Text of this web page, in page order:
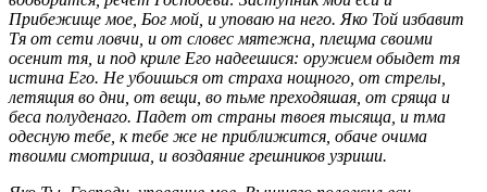
Прибежище мое, Бог мой, и уповаю на него. Яко Той избавит
Тя от сети ловчи, и от словес мятежна, плещма своими
осенит тя, и под криле Его надеешися: оружием обыдет тя
истина Его. Не убоишься от страха нощного, от стрелы,
летящия во дни, от вещи, во тьме преходяшая, от сряща и
беса полуденаго. Падет от страны твоея тысяща, и тма
одесную тебе, к тебе же не приближится, обаче очима
твоими смотриша, и воздаяние грешников узриши.